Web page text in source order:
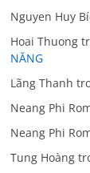
Nguyen Huy
Hoai Thuong
NĂNG
Lãng Thanh
Neang Phi
Neang Phi
Tung Hoàng